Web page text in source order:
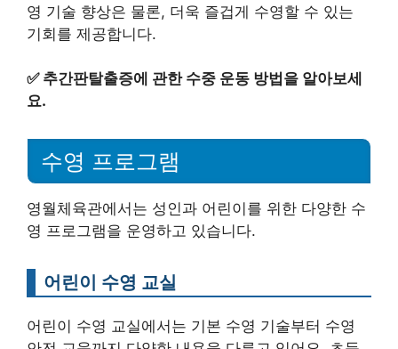
영 기술 향상은 물론, 더욱 즐겁게 수영할 수 있는
기회를 제공합니다.
✅ 추간판탈출증에 관한 수중 운동 방법을 알아보세
요.
수영 프로그램
영월체육관에서는 성인과 어린이를 위한 다양한 수
영 프로그램을 운영하고 있습니다.
어린이 수영 교실
어린이 수영 교실에서는 기본 수영 기술부터 수영